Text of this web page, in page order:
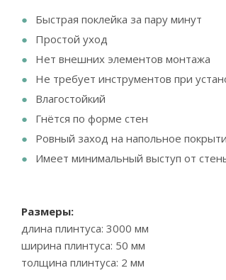
Быстрая поклейка за пару минут
Простой уход
Нет внешних элементов монтажа
Не требует инструментов при
Влагостойкий
Гнётся по форме стен
Ровный заход на напольное
Имеет минимальный выступ от
Размеры:
длина плинтуса: 3000 мм
ширина плинтуса: 50 мм
толщина плинтуса: 2 мм